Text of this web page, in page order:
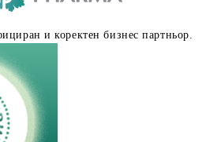
и коректен бизнес партньор.